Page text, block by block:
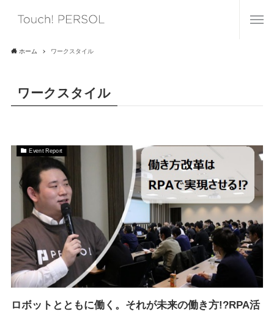
ホーム ワークスタイル
ワークスタイル
Event Report
ロボットとともに働く。それが未来の働き方!?RPA活